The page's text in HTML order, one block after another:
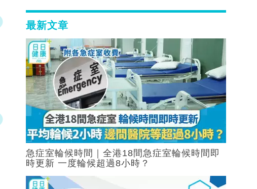
最新文章
急症室輪候時間｜全港18間急症室輪候時間即
時更新 一度輪候超過8小時？